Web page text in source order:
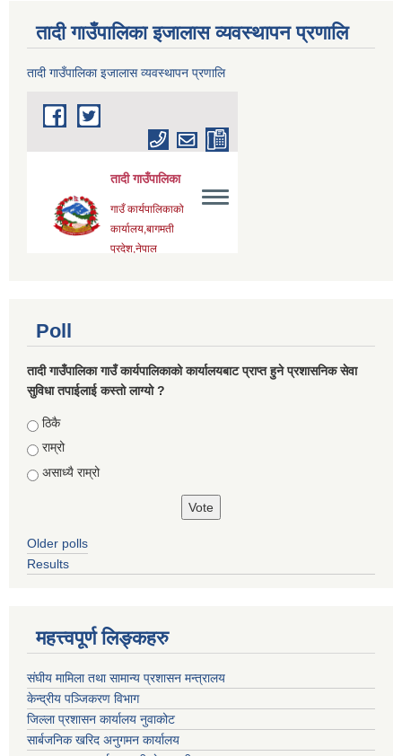
तादी गाउँपालिका इजालास व्यवस्थापन प्रणालि
तादी गाउँपालिका इजालास व्यवस्थापन प्रणालि
Poll
तादी गाउँपालिका गाउँ कार्यपालिकाको कार्यालयबाट प्राप्त हुने प्रशासनिक सेवा
सुविधा तपाईलाई कस्तो लाग्यो ?
Choices
ठिकै
राम्रो
असाध्यै राम्रो
Older polls
Results
महत्त्वपूर्ण लिङ्कहरु
संघीय मामिला तथा सामान्य प्रशासन मन्त्रालय
केन्द्रीय पञ्जिकरण विभाग
जिल्ला प्रशासन कार्यालय नुवाकोट
सार्बजनिक खरिद अनुगमन कार्यालय